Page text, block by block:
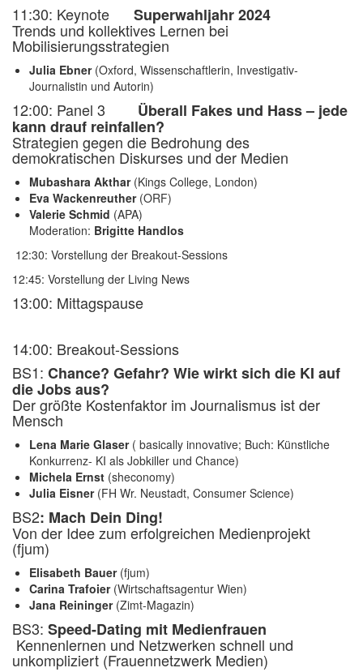
11:30: Keynote Superwahljahr 2024
Trends und kollektives Lernen bei
Mobilisierungsstrategien
Julia Ebner (Oxford, Wissenschaftlerin, Investigativ-
Journalistin und Autorin)
12:00: Panel 3 Überall Fakes und Hass – jede
kann drauf reinfallen?
Strategien gegen die Bedrohung des
demokratischen Diskurses und der Medien
Mubashara Akthar (Kings College, London)
Eva Wackenreuther (ORF)
Valerie Schmid (APA)
Moderation: Brigitte Handlos
12:30: Vorstellung der Breakout-Sessions
12:45: Vorstellung der Living News
13:00: Mittagspause
14:00: Breakout-Sessions
BS1: Chance? Gefahr? Wie wirkt sich die KI auf
die Jobs aus?
Der größte Kostenfaktor im Journalismus ist der
Mensch
Lena Marie Glaser ( basically innovative; Buch: Künstliche
Konkurrenz- KI als Jobkiller und Chance)
Michela Ernst (sheconomy)
Julia Eisner (FH Wr. Neustadt, Consumer Science)
BS2: Mach Dein Ding!
Von der Idee zum erfolgreichen Medienprojekt
(fjum)
Elisabeth Bauer (fjum)
Carina Trafoier (Wirtschaftsagentur Wien)
Jana Reininger (Zimt-Magazin)
BS3: Speed-Dating mit Medienfrauen
Kennenlernen und Netzwerken schnell und
unkompliziert (Frauennetzwerk Medien)